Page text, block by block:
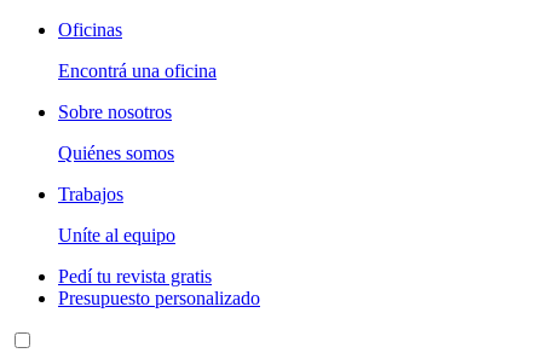
Oficinas
Encontrá una oficina
Sobre nosotros
Quiénes somos
Trabajos
Uníte al equipo
Pedí tu revista gratis
Presupuesto personalizado